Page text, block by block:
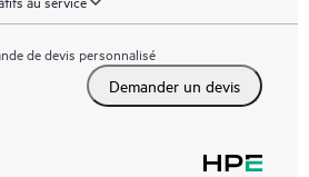
de devis personnalisé
Demander un devis